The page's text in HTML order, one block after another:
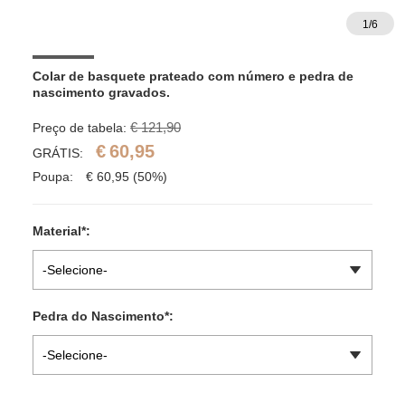
1/6
Colar de basquete prateado com número e pedra de
nascimento gravados.
Preço de tabela: € 121,90
GRÁTIS: €60,95
Poupa: € 60,95 (50%)
Material*:
-Selecione-
Pedra do Nascimento*:
-Selecione-